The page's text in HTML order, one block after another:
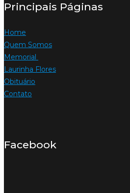
Principais Páginas
Home
Quem Somos
Memorial
Laurinha Flores
Obituário
Contato
Facebook